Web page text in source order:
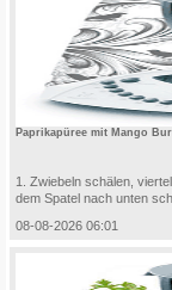
Paprikapüree mit Mango
1. Zwiebeln schälen,
dem Spatel nach unten
08-08-2026 06:01